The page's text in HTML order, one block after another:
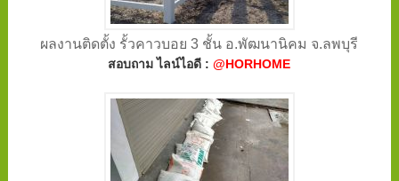
ผลงานติดตั้ง รั้วคาวบอย 3 ชั้น อ.พัฒนานิคม จ.ลพบุรี
สอบถาม ไลน์ไอดี :@HORHOME